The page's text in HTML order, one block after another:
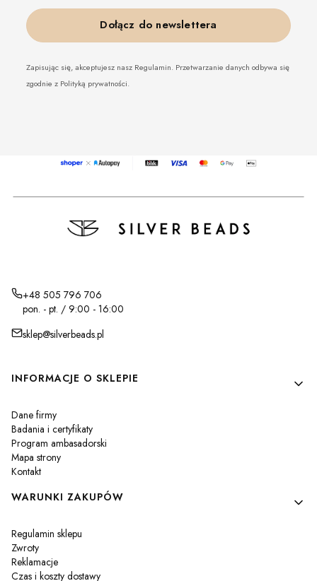
Dołącz do newslettera
Zapisując się, akceptujesz nasz Regulamin. Przetwarzanie danych odbywa się
zgodnie z Polityką prywatności.
+48 505 796 706
pon. - pt. / 9:00 - 16:00
sklep@silverbeads.pl
Linki w stopce
INFORMACJE O SKLEPIE
Dane firmy
Badania i certyfikaty
Program ambasadorski
Mapa strony
Kontakt
WARUNKI ZAKUPÓW
Regulamin sklepu
Zwroty
Reklamacje
Czas i koszty dostawy